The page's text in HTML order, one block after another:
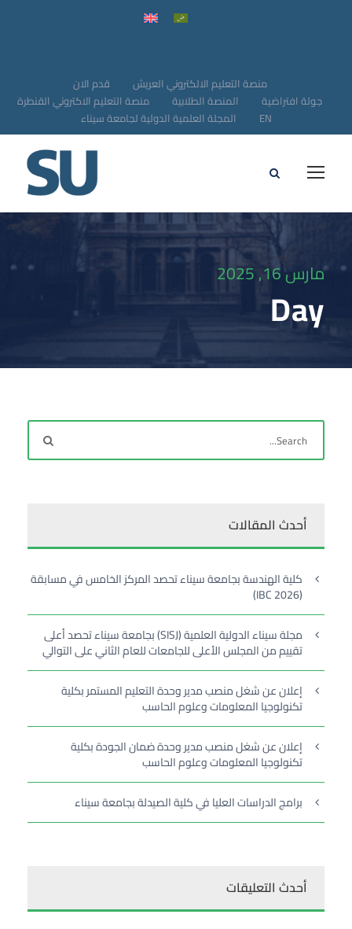
قدم الان
منصة التعليم الالكتروني العريش
منصة التعليم الاكتروني القنطرة
المنصة الطلابية
جولة افتراضية
المجلة العلمية الدولية لجامعة سيناء
EN
مارس 16, 2025
Day
أحدث المقالات
كلية الهندسة بجامعة سيناء تحصد المركز الخامس في مسابقة
(IBC 2026)
مجلة سيناء الدولية العلمية (SISJ) بجامعة سيناء تحصد أعلى
تقييم من المجلس الأعلى للجامعات للعام الثاني على التوالي
إعلان عن شغل منصب مدير وحدة التعليم المستمر بكلية
تكنولوجيا المعلومات وعلوم الحاسب
إعلان عن شغل منصب مدير وحدة ضمان الجودة بكلية
تكنولوجيا المعلومات وعلوم الحاسب
برامج الدراسات العليا في كلية الصيدلة بجامعة سيناء
أحدث التعليقات